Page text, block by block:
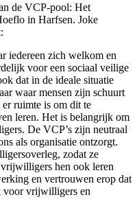
de VCP-pool: Het
in Harfsen. Joke
iedereen zich welkom en
voor een sociaal veilige
dat in de ideale situatie
waar mensen zijn schuurt
ruimte is om dit te
leren. Het is belangrijk om
De VCP’s zijn neutraal
als organisatie ontzorgt.
zodat ze
hen ook leren
en vertrouwen erop dat
voor vrijwilligers en